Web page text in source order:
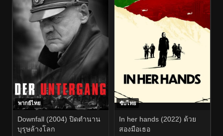
พากย์ไทย
Downfall (2004) ปิดตำนาน
บุรุษล้างโลก
ซับไทย
In her hands (2022) ด้วย
สองมือเธอ